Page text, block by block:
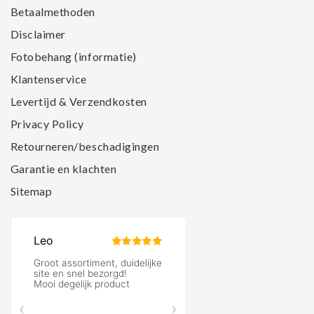
Betaalmethoden
Disclaimer
Fotobehang (informatie)
Klantenservice
Levertijd & Verzendkosten
Privacy Policy
Retourneren/beschadigingen
Garantie en klachten
Sitemap